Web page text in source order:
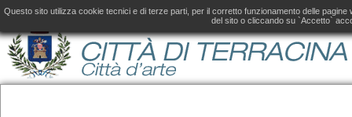
Questo sito utilizza cookie tecnici e di terze parti, per il corretto funzionamento delle
del sito o cliccando su `Accetto`